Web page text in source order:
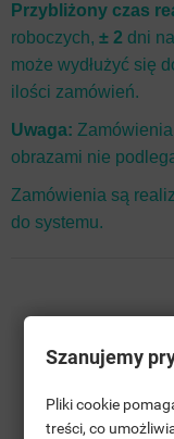
Przybliżony czas
roboczych, ± 2 dni
może wydłużyć się
ilości zamówień.
Uwaga:
obrazami nie
Zamówienia są
do systemu.
Polski
Szanujemy
Pliki cookie
treści, co